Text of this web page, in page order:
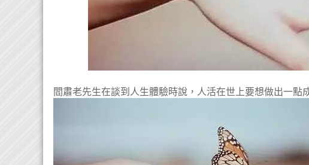
閻肅老先生在談到人生體驗時說，人活在世上要想做出一